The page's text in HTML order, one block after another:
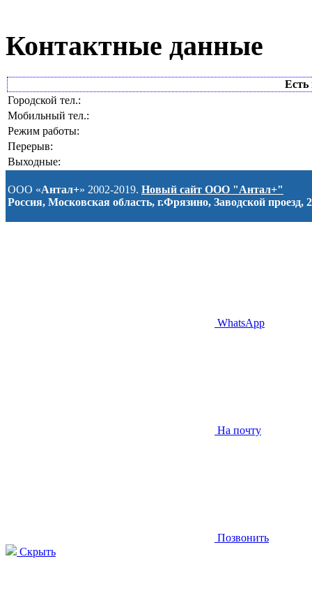
Контактные данные
Есть
Городской тел.:
Мобильный тел.:
Режим работы:
Перерыв:
Выходные:
ООО «Антал+» 2002-2019. Новый сайт ООО "Антал+"
Россия, Московская область, г.Фрязино, Заводской проезд, 2
WhatsApp
На почту
Позвонить
Скрыть